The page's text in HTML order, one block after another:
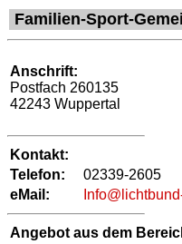
Familien-Sport-
Anschrift:
Postfach 260135
42243 Wuppertal
Kontakt:
Telefon:
02339-2605
eMail:
Angebot aus dem